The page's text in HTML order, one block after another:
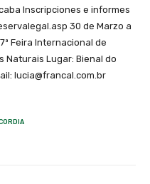
Inscripciones e informes
30 de Marzo a
Feira Internacional de
Naturais Lugar: Bienal do
lucia@francal.com.br